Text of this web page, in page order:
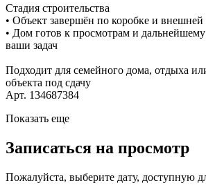
Стадия строительства
• Объект завершён по коробке и внешней
• Дом готов к просмотрам и
ваши задач
Подходит для семейного дома, отдыха
объекта под сдачу
Арт. 134687384
Показать еще
Записаться на просмотр
Пожалуйста, выберите дату, доступную